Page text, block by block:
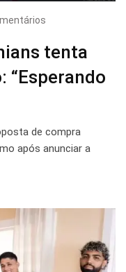
tenta
“Esperando
de compra
após anunciar a